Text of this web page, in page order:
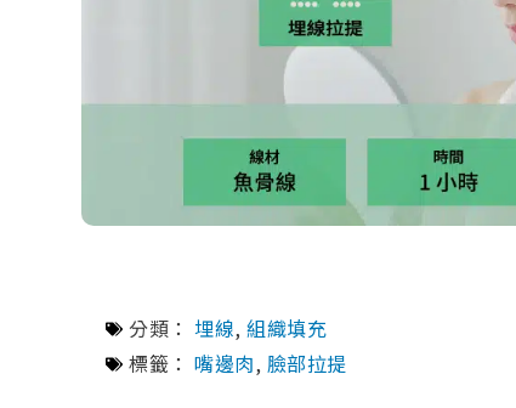
分類： 埋線,組織填充
標籤： 嘴邊肉, 臉部拉提